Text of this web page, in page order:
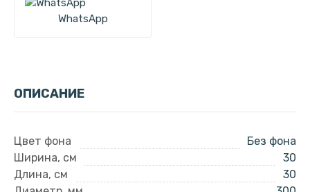
WhatsApp
ОПИСАНИЕ
Цвет фона
Без фона
Ширина, см
30
Длина, см
30